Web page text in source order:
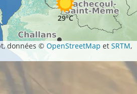
29°C
données ©OpenStreetMap etSRTM,